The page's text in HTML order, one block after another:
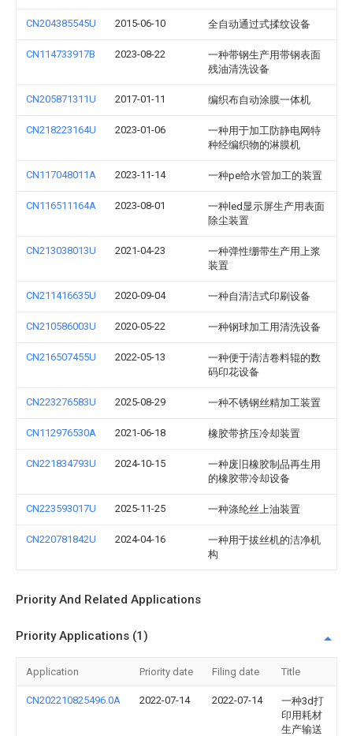
CN204385545U 2015-06-10 全自动通过式揉纹设备
CN114733917B 2023-08-22
一种带钢生产用带钢表面
残油清洗设备
CN205871311U 2017-01-11 编织布自动涂膜一体机
CN218223164U 2023-01-06
一种用于加工防静电网特
种经编织物的淋膜机
CN117048011A 2023-11-14 一种pe给水管加工的装置
CN116511164A 2023-08-01
一种led显示屏生产用表面
除尘装置
CN213038013U 2021-04-23
一种弹性绷带生产用上浆
装置
CN211416635U 2020-09-04 一种自清洁式印刷设备
CN210586003U 2020-05-22 一种钢球加工用清洗设备
CN216507455U 2022-05-13
一种便于清洁卷料辊的数
码印花设备
CN223276583U 2025-08-29 一种不锈钢丝精加工装置
CN112976530A 2021-06-18 橡胶带挤压冷却装置
CN221834793U 2024-10-15
一种废旧橡胶制品再生用
的橡胶带冷却设备
CN223593017U 2025-11-25 一种涤纶丝上油装置
CN220781842U 2024-04-16
一种用于拔丝机的洁净机
构
Priority And Related Applications
Priority Applications (1)
Application Priority date Filing date Title
CN202210825496.0A 2022-07-14 2022-07-14
一种3d打
印用耗材
生产输送